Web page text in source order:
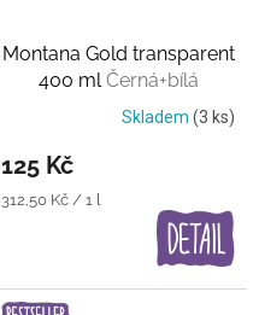
Montana Gold transparent
400 ml Černá+bílá
průsvitná barva
Skladem (3 ks)
125 Kč
Měrná
312,50 Kč / 1 l